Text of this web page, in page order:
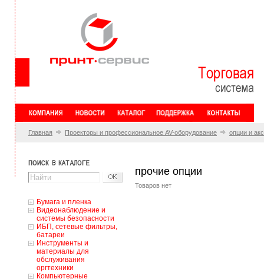
Главная Проекторы и профессиональное AV-оборудование опции и
Бумага и пленка
Видеонаблюдение и
системы безопасности
ИБП, сетевые фильтры,
батареи
Инструменты и
материалы для
обслуживания
оргтехники
Компьютерные
прочие опции
Товаров нет